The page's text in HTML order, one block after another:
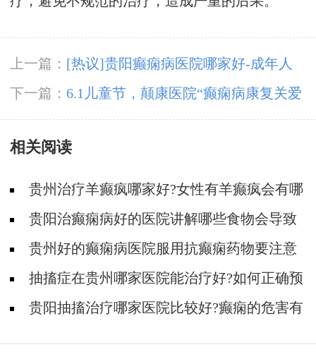
上一篇： [热议]贵阳癫痫病医院哪家好-成年人
癫痫早期症状的表现是什么样?
下一篇： 6.1儿童节，颠康医院“癫痫病康复关爱
儿童计划”开启，专家亲诊+公益援助，助力癫痫
患者早日康复！
相关阅读
贵州治疗羊癫疯哪家好?女性有羊癫疯会有哪
些不好影响?
贵阳治癫痫病好的医院讲解哪些食物会导致
癫痫病复发?
贵州好的癫痫病医院服用抗癫痫药物要注意
什么?抽搐症在贵州哪家医院能治疗好?如何正确预
防羊癫疯?
贵阳抽搐治疗哪家医院比较好?癫痫的危害有